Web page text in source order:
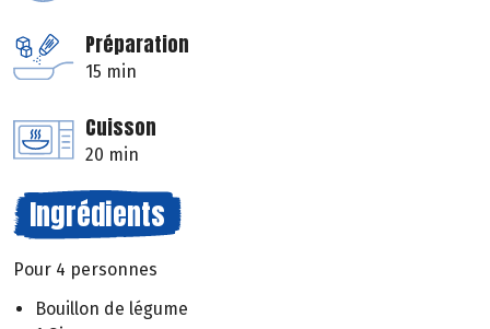
Préparation
15 min
Cuisson
20 min
Ingrédients
Pour 4 personnes
Bouillon de légume